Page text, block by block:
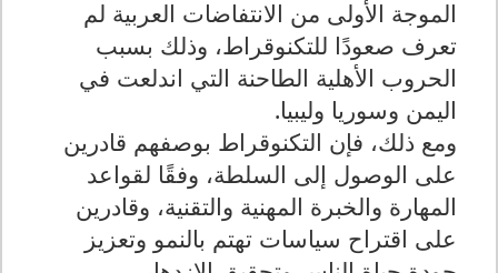
الموجة الأولى من الانتفاضات العربية لم
تعرف صعودًا للتكنوقراط، وذلك بسبب
الحروب الأهلية الطاحنة التي اندلعت في
اليمن وسوريا وليبيا.
ومع ذلك، فإن التكنوقراط بوصفهم قادرين
على الوصول إلى السلطة، وفقًا لقواعد
المهارة والخبرة المهنية والتقنية، وقادرين
على اقتراح سياسات تهتم بالنمو وتعزيز